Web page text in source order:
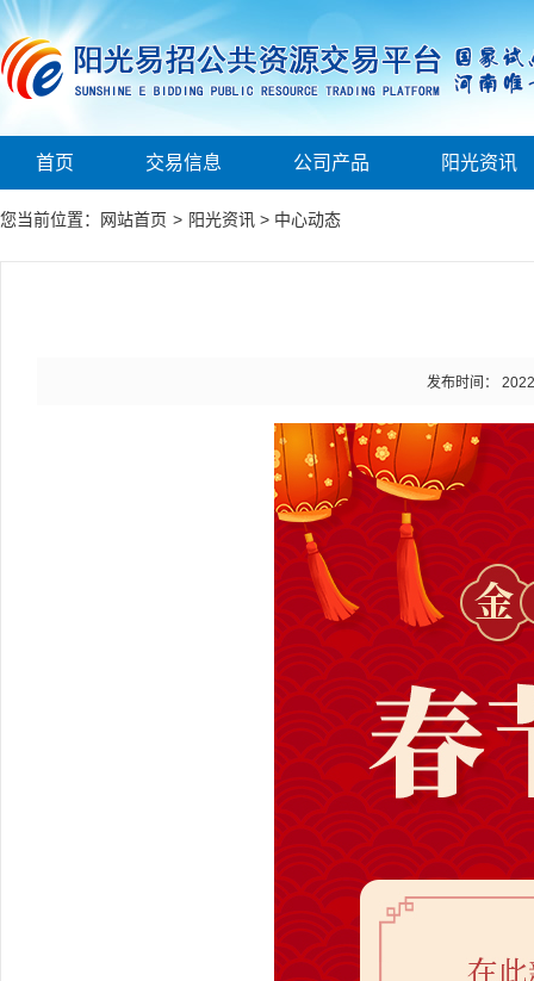
首页 交易信息 公司产品 阳光资讯
您当前位置： 网站首页 > 阳光资讯 > 中心动态
发布时间：